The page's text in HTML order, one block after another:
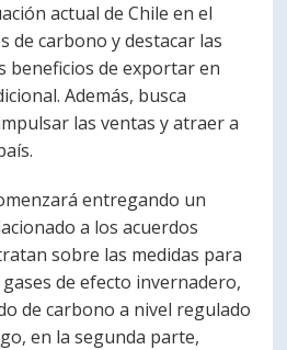
actual de Chile en el
de carbono y destacar las
beneficios de exportar en
Además, busca
las ventas y atraer a
entregando un
a los acuerdos
sobre las medidas para
de efecto invernadero,
de carbono a nivel regulado
en la segunda parte,